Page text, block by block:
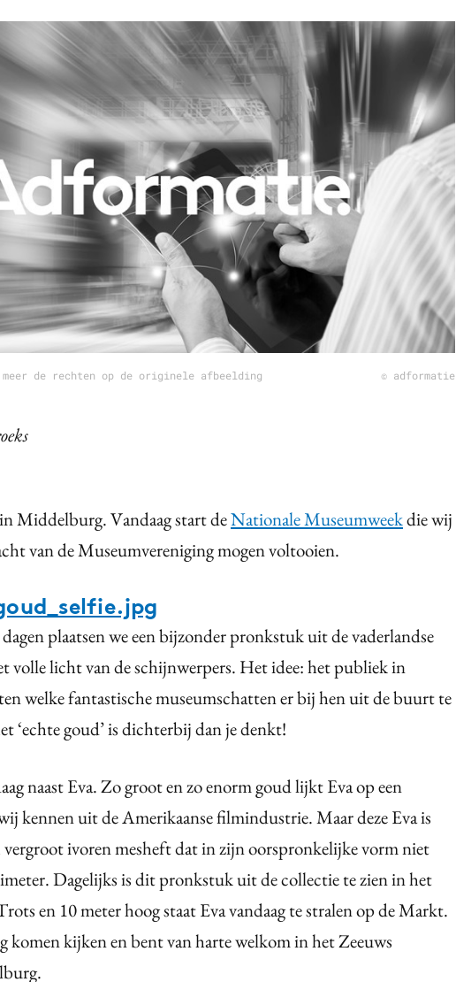
Gedragsverandering
Influencer marketing
Interne communicatie
Martech
Purpose Marketing
Reputatie & crisis
meer de rechten op de originele afbeelding © adformatie
Middelburg. Vandaag start deNationale Museumweekdie wij
van de Museumvereniging mogen voltooien.
plaatsen we een bijzonder pronkstuk uit de vaderlandse
volle licht van de schijnwerpers. Het idee: het publiek in
welke fantastische museumschatten er bij hen uit de buurt te
‘echte goud’ is dichterbij dan je denkt!
naast Eva. Zo groot en zo enorm goud lijkt Eva op een
kennen uit de Amerikaanse filmindustrie. Maar deze Eva is
ivoren mesheft dat in zijn oorspronkelijke vorm niet
Dagelijks is dit pronkstuk uit de collectie te zien in het
en 10 meter hoog staat Eva vandaag te stralen op de Markt.
komen kijken en bent van harte welkom in het Zeeuws